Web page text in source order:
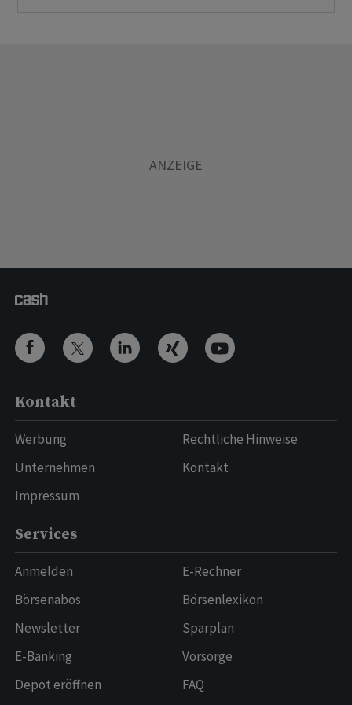
Kontakt
Werbung
Unternehmen
Impressum
Rechtliche Hinweise
Kontakt
Services
Anmelden
Börsenabos
Newsletter
E-Banking
Depot eröffnen
E-Rechner
Börsenlexikon
Sparplan
Vorsorge
FAQ